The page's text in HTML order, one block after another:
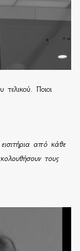
Ποιοι
από κάθε
τους